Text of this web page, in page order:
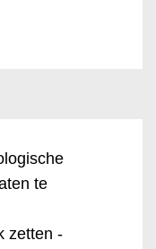
te
zetten -